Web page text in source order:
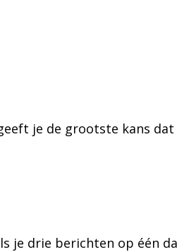
je de grootste kans
je drie berichten op één